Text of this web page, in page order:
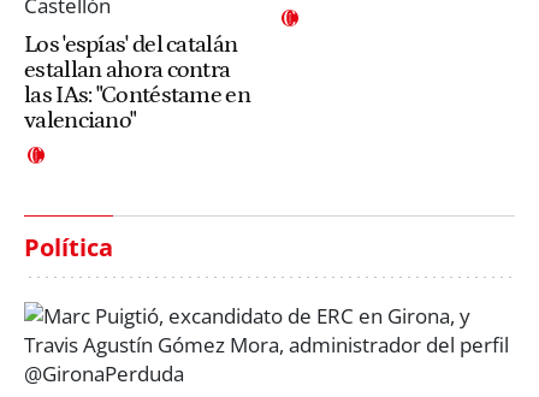
Los 'espías' del catalán
estallan ahora contra
las IAs: "Contéstame en
valenciano"
Política